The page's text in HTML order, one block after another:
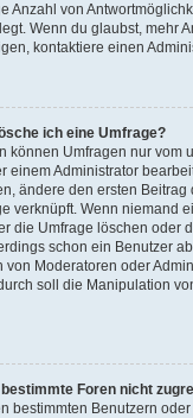
Anzahl von
Wenn du glaubst, mehr
kontaktiere einen
ich eine Umfrage?
können Umfragen nur vom
einem Administrator
ändere den ersten Beitrag
verknüpft. Wenn niemand
die Umfrage löschen oder
schon ein Benutzer
von Moderatoren oder
soll die Manipulation
Foren nicht
bestimmten Benutzern